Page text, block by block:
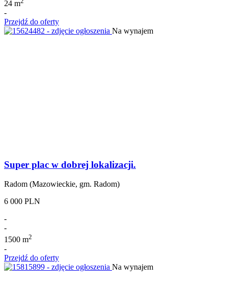
24 m
-
Przejdź do oferty
Na wynajem
Super plac w dobrej lokalizacji.
Radom (Mazowieckie, gm. Radom)
6 000 PLN
-
-
1500 m2
-
Przejdź do oferty
Na wynajem